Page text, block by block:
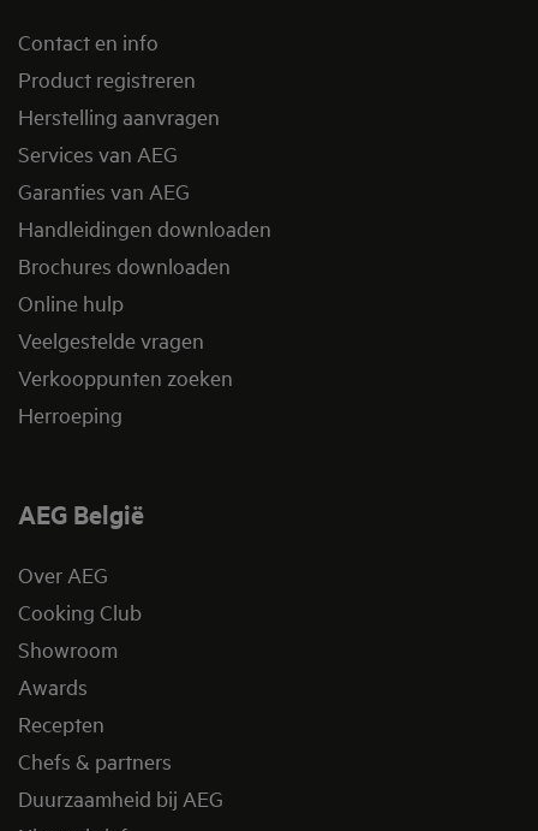
Contact en info
Product registreren
Herstelling aanvragen
Services van AEG
Garanties van AEG
Handleidingen downloaden
Brochures downloaden
Online hulp
Veelgestelde vragen
Verkooppunten zoeken
Herroeping
AEG België
Over AEG
Cooking Club
Showroom
Awards
Recepten
Chefs & partners
Duurzaamheid bij AEG